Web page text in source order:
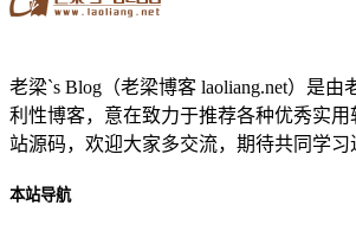
老梁`s Blog（老梁博客 laoliang.net）是由
利性博客，意在致力于推荐各种优秀实
站源码，欢迎大家多交流，期待共同学习
本站导航